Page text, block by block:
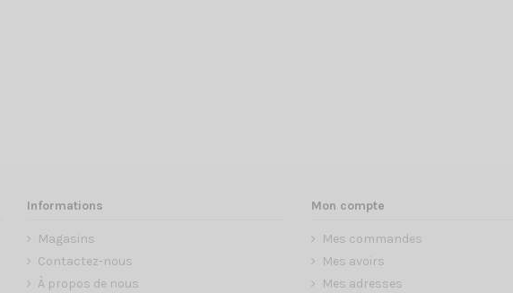
Informations
Magasins
Contactez-nous
À propos de nous
Mon compte
Mes commandes
Mes avoirs
Mes adresses